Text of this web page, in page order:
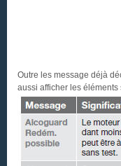
Outre les message déjà
aussi afficher les éléments